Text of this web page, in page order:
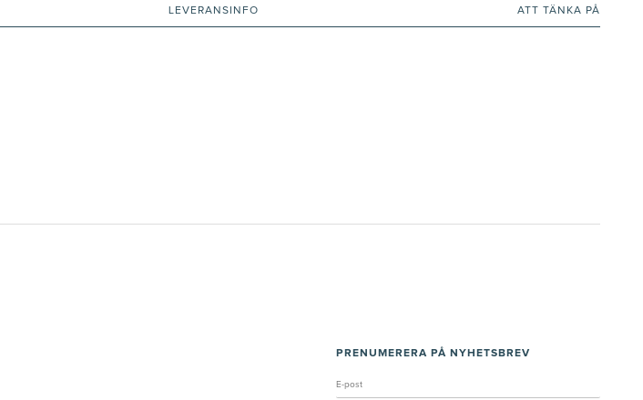
LEVERANSINFO ATT TÄNKA PÅ
PRENUMERERA PÅ NYHETSBREV